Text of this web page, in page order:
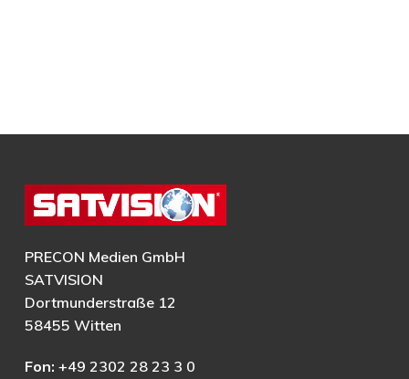
PRECON Medien GmbH
SATVISION
Dortmunderstraße 12
58455 Witten
Fon: +49 2302 28 23 3 0